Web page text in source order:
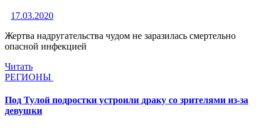
17.03.2020
Жертва надругательства чудом не заразилась смертельно
опасной инфекцией
Читать
РЕГИОНЫ
Под Тулой подростки устроили драку со зрителями из-за
девушки